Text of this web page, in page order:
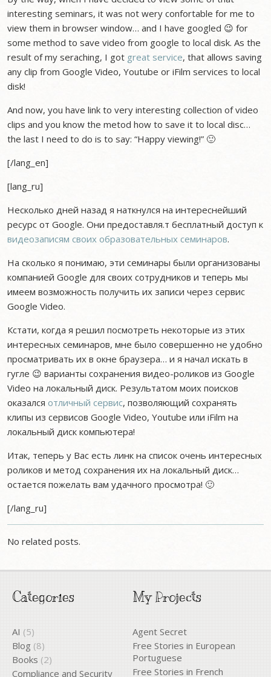
interesting seminars, it was not wery confortable for me to
view them in browser window… and I have googled 😉 for
some method to save video from google to local disk. As the
result of my seraching, I got great service, that allows saving
any clip from Google Video, Youtube or iFilm services to local
disk!
And now, you have link to very interesting collection of video
clips and you know the metod how to save it to local disc…
the last I need to do is to say: “Happy viewing!” 🙂
[/lang_en]
[lang_ru]
Несколько дней назад я наткнулся на интереснейший
ресурс от Google. Они предоставля.т бесплатный доступ к
видеозаписям своих образовательных семинаров.
На сколько я понимаю, эти семинары были организованы
компанией Google для своих сотрудников и теперь мы
имеем возможность получить их записи через сервис
Google Video.
Кстати, когда я решил посмотреть некоторые из этих
интересных семинаров, мне было совершенно не удобно
просматривать их в окне браузера… и я начал искать в
гугле 😉 варианты сохранения видео-роликов из Google
Video на локальный диск. Результатом моих поисков
оказалсяотличный сервис, позволяющий сохранять
клипы из сервисов Google Video, Youtube или iFilm на
локальный диск компьютера!
Итак, теперь у Вас есть линк на список очень интересных
роликов и метод сохранения их на локальный диск…
остается пожелать вам удачного просмотра! 🙂
[/lang_ru]
No related posts.
Categories
AI (5)
Blog (8)
Books (2)
Compliance and Security
My Projects
Agent Secret
Free Stories in European
Portuguese
Free Stories in French